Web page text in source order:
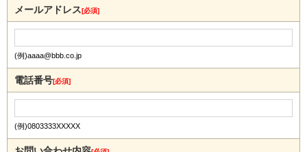
メールアドレス[必須]
(例)aaaa@bbb.co.jp
電話番号[必須]
(例)0803333XXXXX